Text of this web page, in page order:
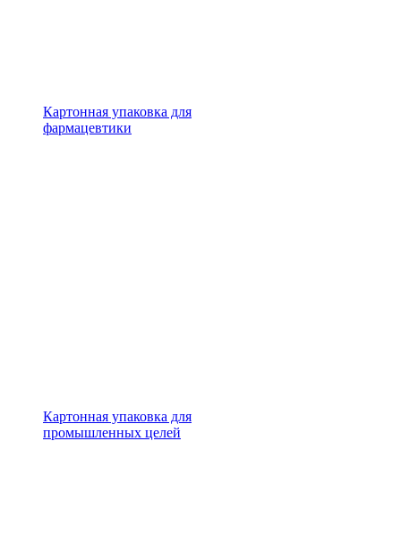
Картонная упаковка для
фармацевтики
Картонная упаковка для
промышленных целей